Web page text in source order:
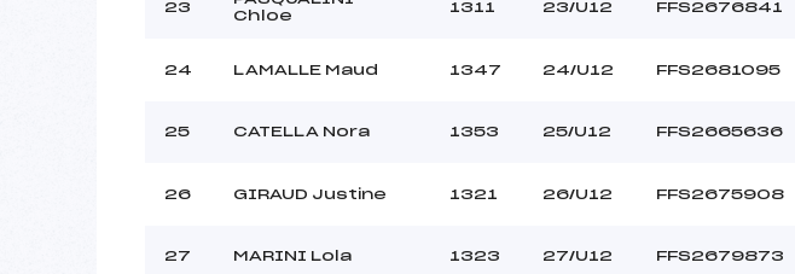
23
Chloe
1311 23/U12 FFS2676841
24 LAMALLE Maud 1347 24/U12 FFS2681095
25 CATELLA Nora 1353 25/U12 FFS2665636
26 GIRAUD Justine 1321 26/U12 FFS2675908
27 MARINI Lola 1323 27/U12 FFS2679873